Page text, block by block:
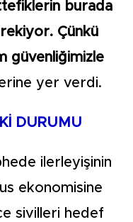
burada
Çünkü
güvenliğimizle
yer verdi.
DURUMU
ilerleyişinin
ekonomisine
sivilleri hedef